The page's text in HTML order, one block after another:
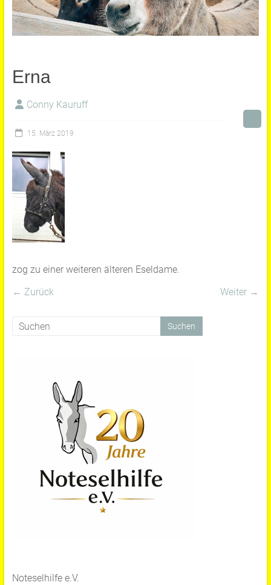
Erna
Conny Kauruff
15. März 2019
zog zu einer weiteren älteren Eseldame.
← Zurück
Weiter →
Noteselhilfe e.V.